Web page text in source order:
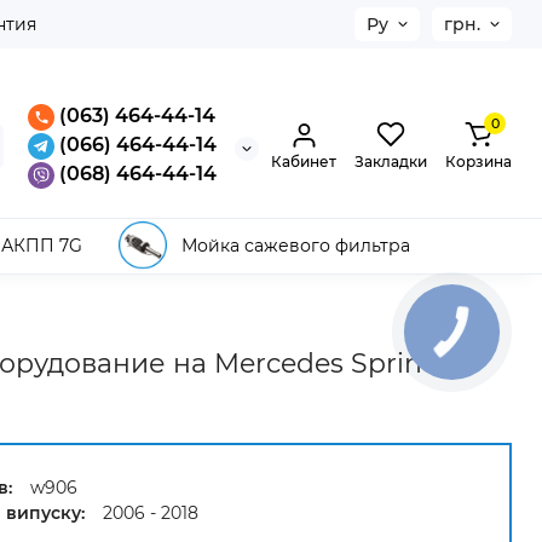
Ру грн.
(063) 464-44-14
(066) 464-44-14
(068) 464-44-14
Кабинет Закладки
0
Корзина
7G Мойка сажевого фильтра
на Mercedes Sprinter
w906
2006 - 2018